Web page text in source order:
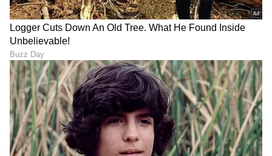
ಪ್ರಭಾವ ಬೀರುವುದು ಎಷ್ಟು ಸುಲಭ ಅಥವಾ ಎಷ್ಟು ಕಷ್ಟ
ಎಂಬುದು ಪ್ರಶ್ನೆ. ಲೇಖಕರ ಪ್ರಕಾರ ಮಹಿಳಾ ಪರಿವೀಕ್ಷಕರು
ಕೂಡ ಮಹಿಳೆಯೊಬ್ಬರು ಅಧಿಕಾರಕ್ಕೆ ಬರುವ ವಿಚಾರವನ್ನು
ಅರಗಿಸಿಕೊಳ್ಳಲು ತಯಾರಿಲ್ಲ. ಇದೀಗ ಅಮೆರಿಕಾ ಕಂದು
ಆಗುತ್ತಾ ಸಾಗಿದೆ ಮತ್ತು ಲಿಂಗಸಮಾನತೆಯತ್ತ ಸಾಗುತ್ತಿದೆ. ಈ
ಬದಲಾವಣೆಯನ್ನು ಒತ್ತಾಯಪೂರ್ವಕವಾಗಿಯೇ ಆದರೂ
ಒಪ್ಪಿಕೊಳ್ಳಲೇ ಬೇಕಾದ ಅಮೆರಿಕಾದ ಪ್ರತಿನಿಧಿಯಾಗಿ ಕಮಲಾ
ಹ್ಯಾರಿಸ್ ಕಾಣುತ್ತಾರೆ. ಕಮಲಾ ಹ್ಯಾರಿಸ್‌ಗೆ ಇನ್ನೂ ೫೭ರ
ಹರೆಯ, ಸಾರ್ವಜನಿಕ ಜೀವನದಲ್ಲಿ ಬಹುದೂರ ಸಾಗಬೇಕಿದೆ.